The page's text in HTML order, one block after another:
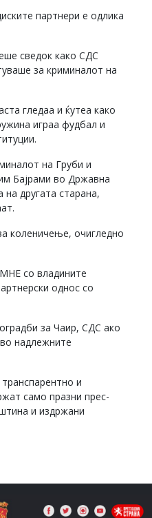
партнери е одлика
сведок како СДС
за криминалот на
гледаа и ќутеа како
играа фудбал и
на Груби и
Бајрами во Државна
на другата старана,
коленичење, очигледно
со владините
однос со
за Чаир, СДС ако
надлежните
и
само празни прес-
и издржани